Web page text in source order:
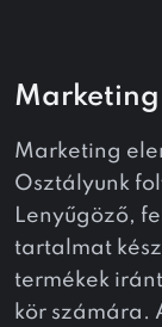
Marketing
Osztályunk
Lenyűgöző,
tartalmat
termékek
kör számára.